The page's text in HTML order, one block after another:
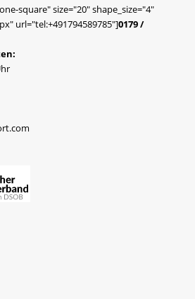
square" size="20" shape_size="4"
url="tel:+491794589785"]0179 /